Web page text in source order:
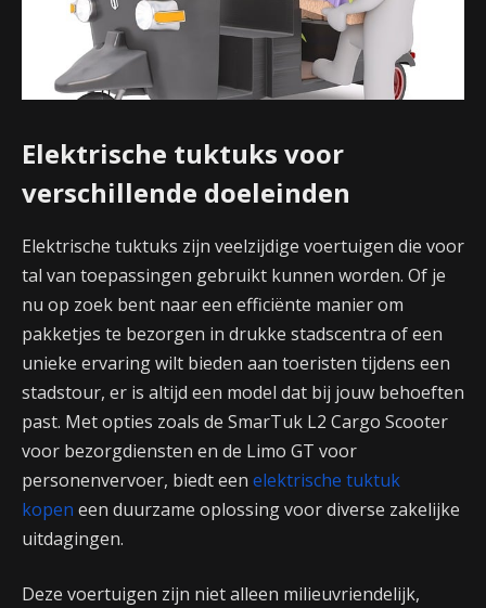
Elektrische tuktuks voor
verschillende doeleinden
Elektrische tuktuks zijn veelzijdige voertuigen die voor
tal van toepassingen gebruikt kunnen worden. Of je
nu op zoek bent naar een efficiënte manier om
pakketjes te bezorgen in drukke stadscentra of een
unieke ervaring wilt bieden aan toeristen tijdens een
stadstour, er is altijd een model dat bij jouw behoeften
past. Met opties zoals de SmarTuk L2 Cargo Scooter
voor bezorgdiensten en de Limo GT voor
personenvervoer, biedt een elektrische tuktuk
kopen een duurzame oplossing voor diverse zakelijke
uitdagingen.
Deze voertuigen zijn niet alleen milieuvriendelijk,